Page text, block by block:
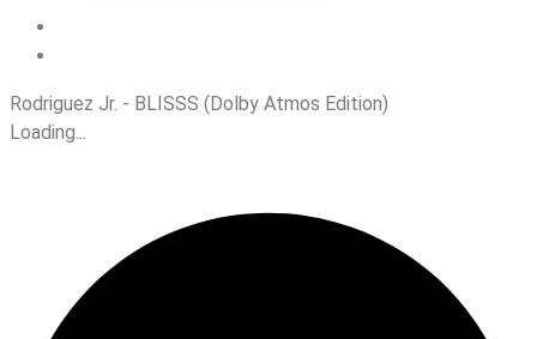
Rodriguez Jr. - BLISSS (Dolby Atmos Edition)
Loading...